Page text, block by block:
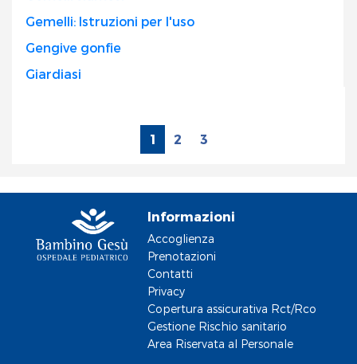
Gemelli: Istruzioni per l'uso
Gengive gonfie
Giardiasi
1 2 3
Informazioni
Accoglienza
Prenotazioni
Contatti
Privacy
Copertura assicurativa Rct/Rco
Gestione Rischio sanitario
Area Riservata al Personale